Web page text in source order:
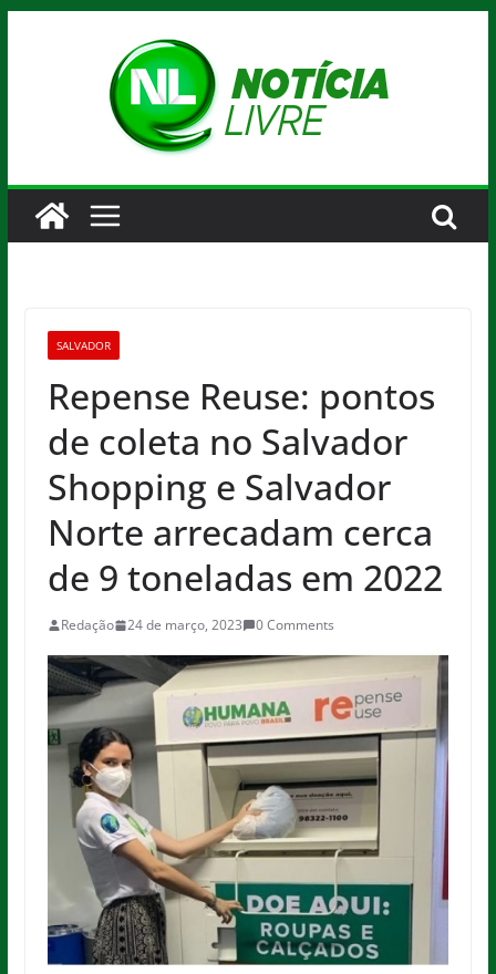
SALVADOR
Repense Reuse: pontos
de coleta no Salvador
Shopping e Salvador
Norte arrecadam cerca
de 9 toneladas em 2022
Redação 24 de março, 2023 0 Comments